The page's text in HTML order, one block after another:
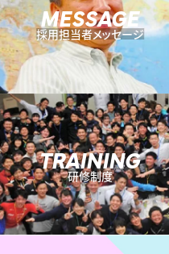
MESSAGE
採用担当者メッセージ
TRAINING
研修制度